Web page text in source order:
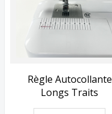
Règle Autocollante
Longs Traits